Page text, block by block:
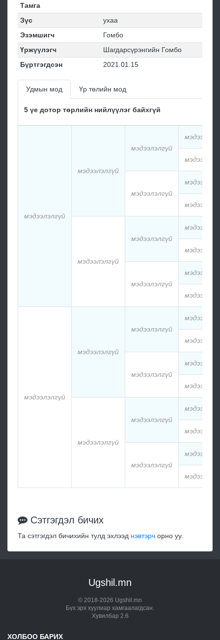
Тамга
Зүс
ухаа
Эзэмшигч
Гомбо
Үржүүлэгч
Шагдарсүрэнгийн Гомбо
Бүртгэгдсэн
2021.01.15
Удмын мод Үр төлийн мод
5 үе дотор төрлийн нийлүүлэг байхгүй
мэдээлэлгүй
мэдээлэлгүй
мэдээлэлгүй
мэдээлэлгүй
мэдээлэлгүй
мэдээлэлгүй
мэдээлэлгүй
мэдээлэлгүй
мэдээлэлгүй
мэдээлэлгүй
мэдээлэлгүй
мэдээлэлгүй
мэдээлэлгүй
мэдээлэлгүй
Сэтгэгдэл бичих
Та сэтгэгдэл бичихийн тулд эхлээд нэвтэрч орно уу.
Ugshil.mn
© 2018-2026 Ugshil.mn
Бүх эрх хуулиар хамгаалагдсан.
Хувилбар 2.6
ХОЛБОО БАРИХ